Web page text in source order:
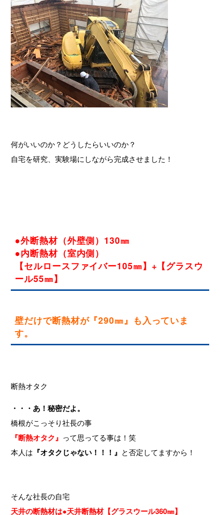
何がいいのか？どうしたらいいのか？
自宅を研究、実験場にしながら完成させました！
●外断熱材（外壁側）130㎜
●内断熱材（室内側）
【セルロースファイバー105㎜】+【グラスウ
ール55㎜】
壁だけで断熱材が『290㎜』も入っていま
す。
断熱オタク
・・・あ！秘密だよ。
橋根がこっそり社長の事
『断熱オタク』 って思ってる事は！笑
本人は 『オタクじゃない！！！』 と否定してますから！
そんな社長の自宅
天井の断熱材は●天井断熱材【グラスウール360㎜】